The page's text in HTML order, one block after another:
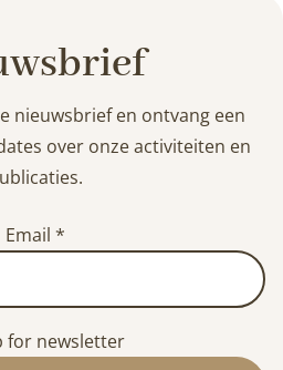
nieuwsbrief en ontvang een
over onze activiteiten en
Email *
for newsletter